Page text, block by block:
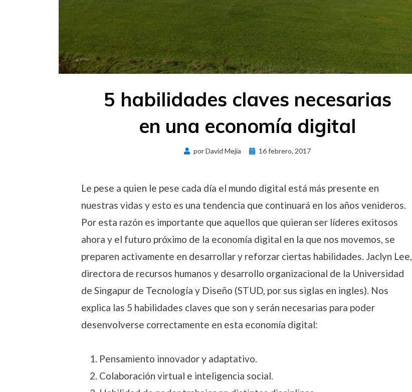
5 habilidades claves necesarias
en una economía digital
porDavid Mejía
Publicado
16 febrero, 2017
Le pese a quien le pese cada día el mundo digital está más presente en
nuestras vidas y esto es una tendencia que continuará en los años venideros.
Por esta razón es importante que aquellos que quieran ser líderes exitosos
ahora y el futuro próximo de la economía digital en la que nos movemos, se
preparen activamente en desarrollar y reforzar ciertas habilidades. Jaclyn Lee,
directora de recursos humanos y desarrollo organizacional de la Universidad
de Singapur de Tecnología y Diseño (STUD, por sus siglas en ingles). Nos
explica las 5 habilidades claves que son y serán necesarias para poder
desenvolverse correctamente en esta economía digital:
Pensamiento innovador y adaptativo.
Colaboración virtual e inteligencia social.